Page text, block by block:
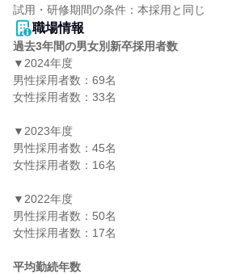
職場情報
過去3年間の男女別新卒採用者数
▼2024年度
男性採用者数：69名
女性採用者数：33名
▼2023年度
男性採用者数：45名
女性採用者数：16名
▼2022年度
男性採用者数：50名
女性採用者数：17名
平均勤続年数